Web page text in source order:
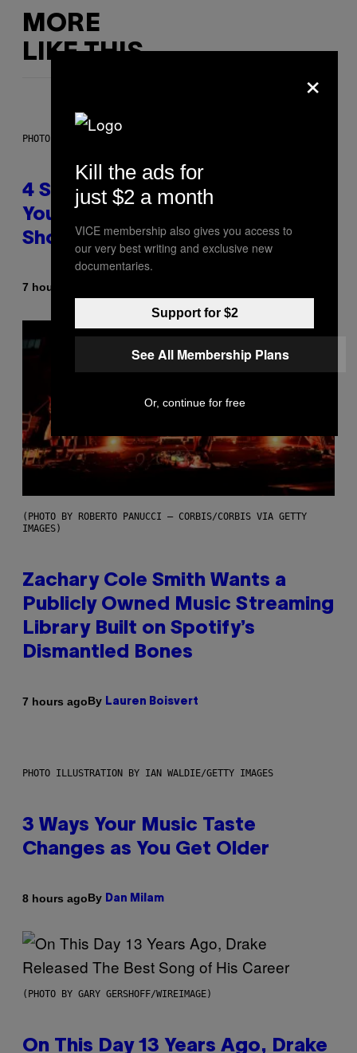
MORE
LIKE THIS
PHOTO BY SCOTT LEGATO/GETTY IMAGES
4 Shoegaze Songs to Listen to if
You Don’t Know if You Like
Shoegaze
7 hours ago
(PHOTO BY ROBERTO PANUCCI – CORBIS/CORBIS VIA GETTY
IMAGES)
Zachary Cole Smith Wants a
Publicly Owned Music Streaming
Library Built on Spotify’s
Dismantled Bones
7 hours agoBy Lauren Boisvert
PHOTO ILLUSTRATION BY IAN WALDIE/GETTY IMAGES
3 Ways Your Music Taste
Changes as You Get Older
8 hours agoBy Dan Milam
(PHOTO BY GARY GERSHOFF/WIREIMAGE)
On This Day 13 Years Ago, Drake
×
Kill the ads for
just $2 a month
VICE membership also gives you access to
our very best writing and exclusive new
documentaries.
Support for $2
See All Membership Plans
Or, continue for free